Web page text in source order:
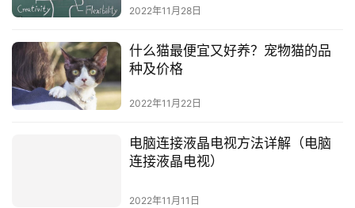
2022年11月28日
什么猫最便宜又好养？宠物猫的品
种及价格
2022年11月22日
电脑连接液晶电视方法详解（电脑
连接液晶电视）
2022年11月11日